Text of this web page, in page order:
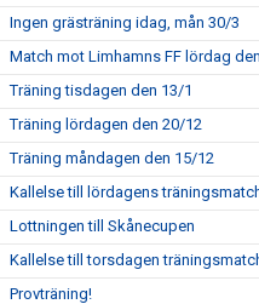
Ingen grästräning idag, mån 30/3
Match mot Limhamns FF lördag
Träning tisdagen den 13/1
Träning lördagen den 20/12
Träning måndagen den 15/12
Kallelse till lördagens
Lottningen till Skånecupen
Kallelse till torsdagen
Provträning!